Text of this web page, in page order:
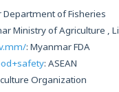
of Fisheries
Ministry of Agriculture ,
: Myanmar FDA
: ASEAN
Organization